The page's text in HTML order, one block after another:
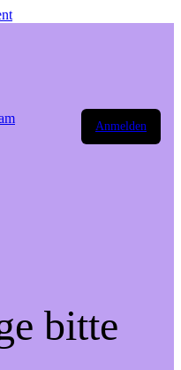
Anmelden
bitte